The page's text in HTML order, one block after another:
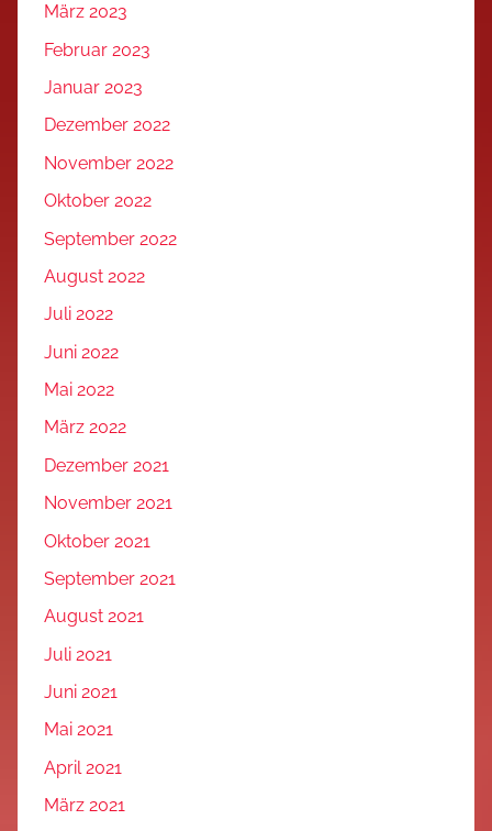
März 2023
Februar 2023
Januar 2023
Dezember 2022
November 2022
Oktober 2022
September 2022
August 2022
Juli 2022
Juni 2022
Mai 2022
März 2022
Dezember 2021
November 2021
Oktober 2021
September 2021
August 2021
Juli 2021
Juni 2021
Mai 2021
April 2021
März 2021